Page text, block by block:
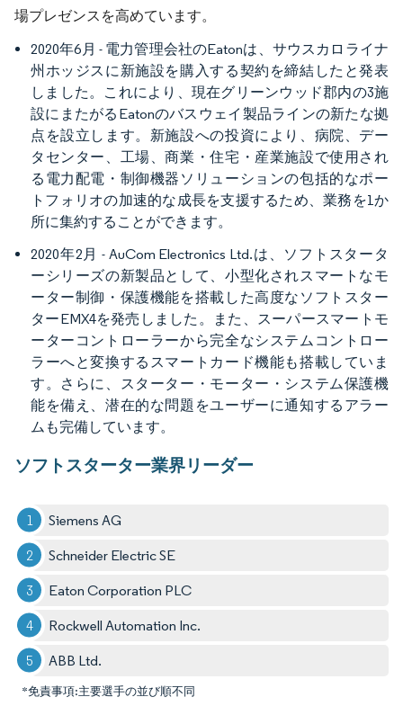
場プレゼンスを高めています。
2020年6月 - 電力管理会社のEatonは、サウスカロライナ
州ホッジスに新施設を購入する契約を締結したと発表
しました。これにより、現在グリーンウッド郡内の3施
設にまたがるEatonのバスウェイ製品ラインの新たな拠
点を設立します。新施設への投資により、病院、デー
タセンター、工場、商業・住宅・産業施設で使用され
る電力配電・制御機器ソリューションの包括的なポー
トフォリオの加速的な成長を支援するため、業務を1か
所に集約することができます。
2020年2月 - AuCom Electronics Ltd.は、ソフトスタータ
ーシリーズの新製品として、小型化されスマートなモ
ーター制御・保護機能を搭載した高度なソフトスター
ターEMX4を発売しました。また、スーパースマートモ
ーターコントローラーから完全なシステムコントロー
ラーへと変換するスマートカード機能も搭載していま
す。さらに、スターター・モーター・システム保護機
能を備え、潜在的な問題をユーザーに通知するアラー
ムも完備しています。
ソフトスターター業界リーダー
Siemens AG
Schneider Electric SE
Eaton Corporation PLC
Rockwell Automation Inc.
ABB Ltd.
*免責事項:主要選手の並び順不同